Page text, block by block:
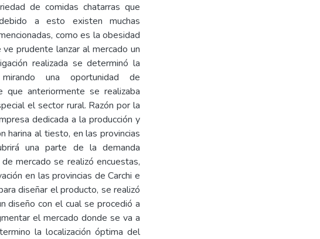
de comidas chatarras que
a esto existen muchas
como es la obesidad
prudente lanzar al mercado un
realizada se determinó la
una oportunidad de
que anteriormente se realizaba
el sector rural. Razón por la
dedicada a la producción y
harina al tiesto, en las provincias
una parte de la demanda
mercado se realizó encuestas,
en las provincias de Carchi e
diseñar el producto, se realizó
diseño con el cual se procedió a
el mercado donde se va a
la localización óptima del